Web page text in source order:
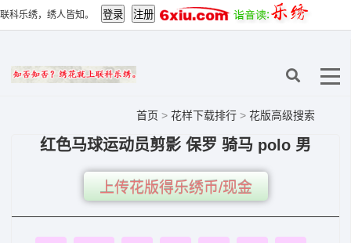
联科乐绣，绣人皆知。
首页 > 花样下载排行 > 花版高级搜索
红色马球运动员剪影 保罗 骑马 polo 男
上传花版得乐绣币/现金